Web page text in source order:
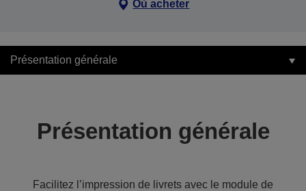
Où acheter
Présentation générale
Présentation générale
Facilitez l’impression de livrets avec le module de